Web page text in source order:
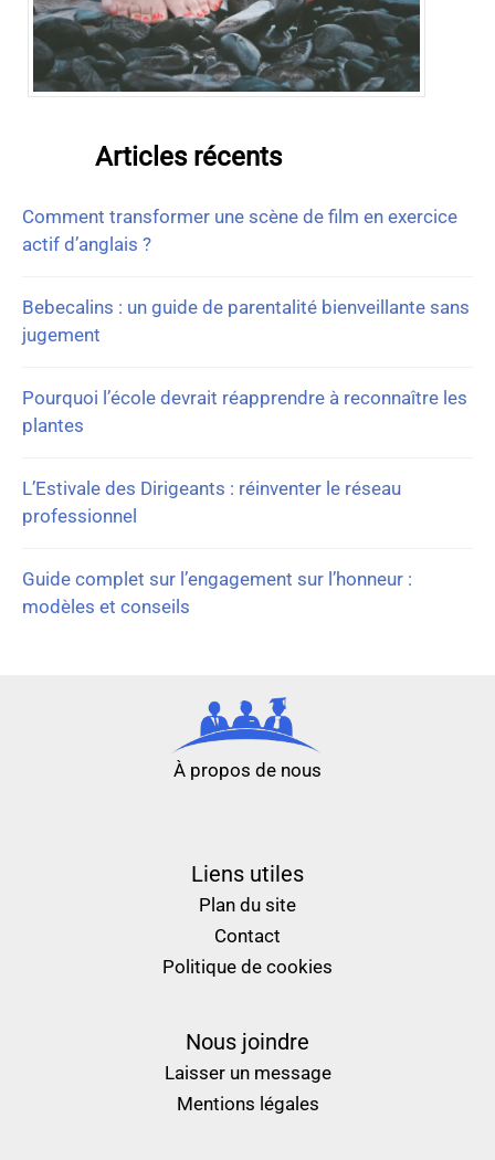
Articles récents
Comment transformer une scène de film en exercice
actif d’anglais ?
Bebecalins : un guide de parentalité bienveillante sans
jugement
Pourquoi l’école devrait réapprendre à reconnaître les
plantes
L’Estivale des Dirigeants : réinventer le réseau
professionnel
Guide complet sur l’engagement sur l’honneur :
modèles et conseils
À propos de nous
Liens utiles
Plan du site
Contact
Politique de cookies
Nous joindre
Laisser un message
Mentions légales